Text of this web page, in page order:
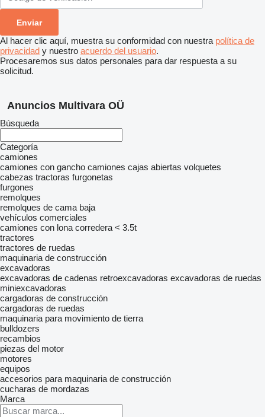
Al hacer clic aquí, muestra su conformidad con nuestra política de
privacidad y nuestro acuerdo del usuario.
Procesaremos sus datos personales para dar respuesta a su
solicitud.
Anuncios Multivara OÜ
Búsqueda
Categoría
camiones
camiones con gancho camiones cajas abiertas volquetes
cabezas tractoras furgonetas
furgones
remolques
remolques de cama baja
vehículos comerciales
camiones con lona corredera < 3.5t
tractores
tractores de ruedas
maquinaria de construcción
excavadoras
excavadoras de cadenas retroexcavadoras excavadoras de ruedas
miniexcavadoras
cargadoras de construcción
cargadoras de ruedas
maquinaria para movimiento de tierra
bulldozers
recambios
piezas del motor
motores
equipos
accesorios para maquinaria de construcción
cucharas de mordazas
Marca